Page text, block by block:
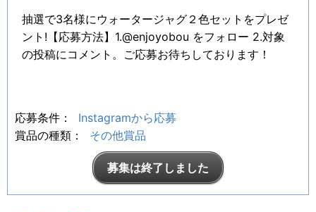
抽選で3名様にウォータージャグ２色セットをプレゼ
ント!【応募方法】1.@enjoyobou をフォロー 2.対象
の投稿にコメント。ご応募お待ちしております！
応募条件：
Instagramから応募
賞品の種類：
その他賞品
募集は終了しました